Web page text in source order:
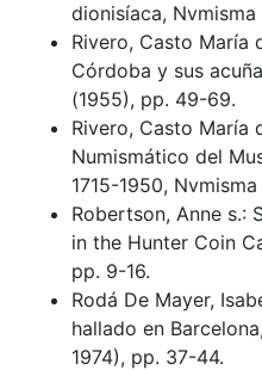
dionisíaca,
Rivero, Casto María
Córdoba y sus
(1955), pp. 49-69.
Rivero, Casto María
Numismático del
1715-1950,
Robertson, Anne s.:
in the Hunter Coin
pp. 9-16.
Rodá De Mayer,
hallado en
1974), pp. 37-44.